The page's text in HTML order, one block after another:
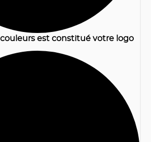
est constitué votre logo